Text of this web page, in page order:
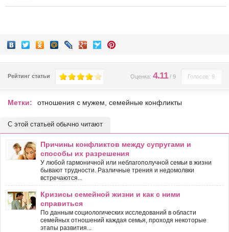
Рейтинг статьи Голосов: 9
Оценка: 4.11/ 9
Метки: отношения с мужем семейные конфликты
С этой статьей обычно читают
Причины конфликтов между супругами и
способы их разрешения
У любой гармоничной или неблагополучной семьи в жизни
бывают трудности. Различные трения и недомолвки
встречаются...
Кризисы семейной жизни и как с ними
справиться
По данным социологических исследований в области
семейных отношений каждая семья, проходя некоторые
этапы развития...